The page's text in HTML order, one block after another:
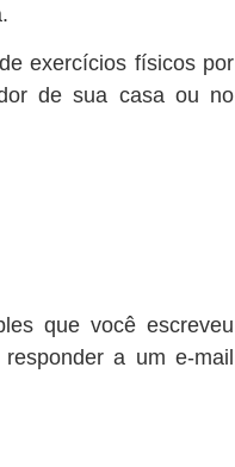
exercícios físicos por
de sua casa ou no
que você escreveu
a um e-mail